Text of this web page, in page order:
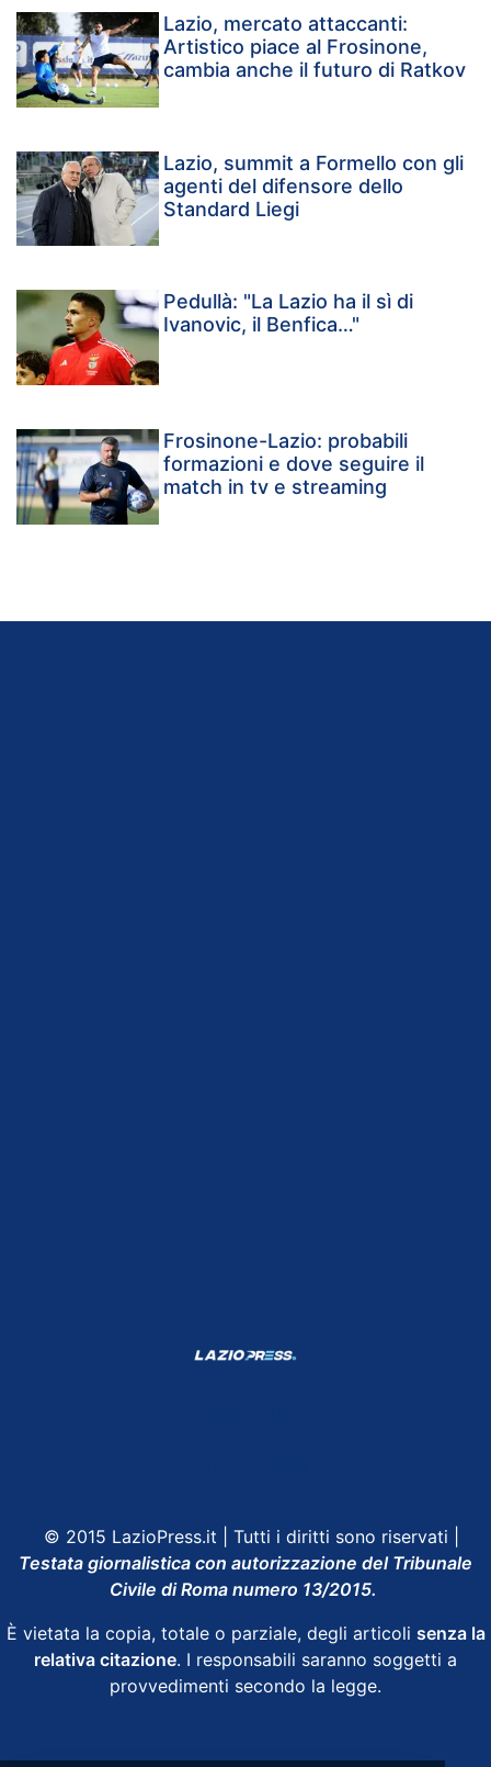
Lazio, mercato attaccanti:
Artistico piace al Frosinone,
cambia anche il futuro di Ratkov
Lazio, summit a Formello con gli
agenti del difensore dello
Standard Liegi
Pedullà: "La Lazio ha il sì di
Ivanovic, il Benfica…"
Frosinone-Lazio: probabili
formazioni e dove seguire il
match in tv e streaming
© 2015 LazioPress.it | Tutti i diritti sono riservati |
Testata giornalistica con autorizzazione del Tribunale
Civile di Roma numero 13/2015.
È vietata la copia, totale o parziale, degli articoli senza la
relativa citazione. I responsabili saranno soggetti a
provvedimenti secondo la legge.